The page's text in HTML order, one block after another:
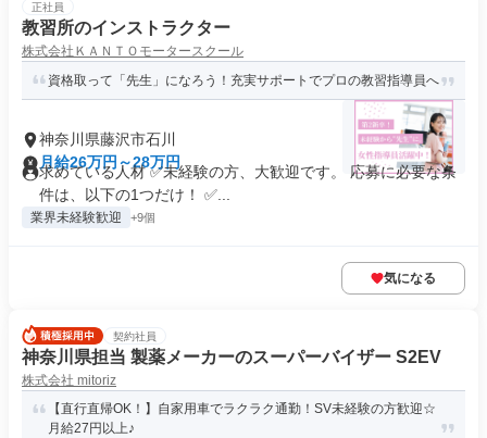
正社員
教習所のインストラクター
株式会社ＫＡＮＴＯモータースクール
資格取って「先生」になろう！充実サポートでプロの教習指導員へ
神奈川県藤沢市石川
月給26万円～28万円
求めている人材 ✅未経験の方、大歓迎です。 応募に必要な条
件は、以下の1つだけ！ ✅...
業界未経験歓迎 +9個
気になる
契約社員
神奈川県担当 製薬メーカーのスーパーバイザー S2EV
株式会社 mitoriz
【直行直帰OK！】自家用車でラクラク通勤！SV未経験の方歓迎☆
月給27円以上♪